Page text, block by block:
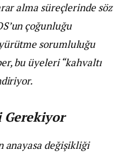
alma süreçlerinde söz
çoğunluğu
sorumluluğu
bu üyeleri “kahvaltı
Gerekiyor
anayasa değişikliği